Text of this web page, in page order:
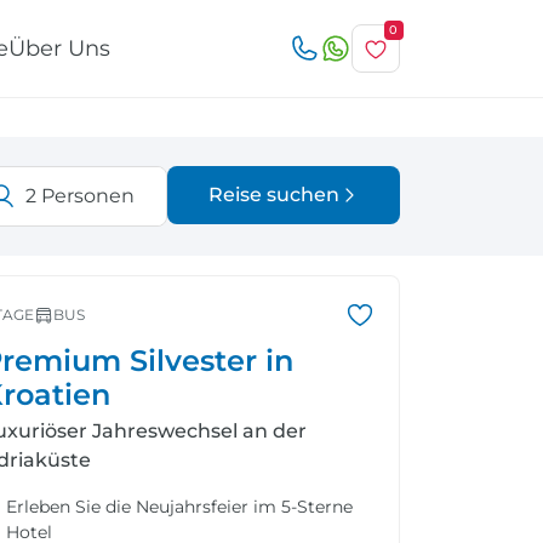
Über Uns
0
Schweiz
Nordeuropa
2 Personen Reise suchen
BUS
Silvester in
Jahreswechsel an der
Erleben Sie die Neujahrsfeier im 5-Sterne
Hotel